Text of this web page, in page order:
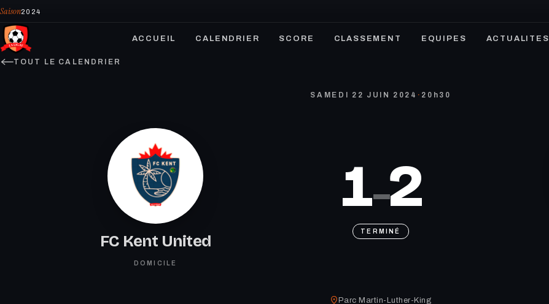
Saison2024
ACCUEIL CALENDRIER SCORE CLASSEMENT EQUIPES ACTUALITES
TOUT LE CALENDRIER
SAMEDI 22 JUIN 2024 · 20h30
FC Kent United
DOMICILE
1–2
TERMINÉ
Parc Martin-Luther-King